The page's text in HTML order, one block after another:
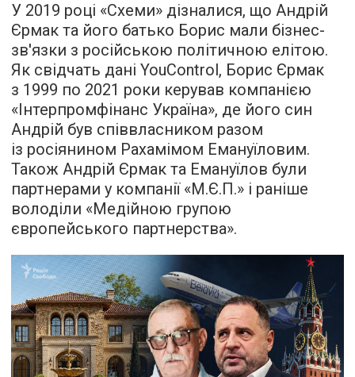
У 2019 році «Схеми» дізналися, що Андрій
Єрмак та його батько Борис мали бізнес-
зв'язки з російською політичною елітою.
Як свідчать дані YouControl, Борис Єрмак
з 1999 по 2021 роки керував компанією
«Інтерпромфінанс Україна», де його син
Андрій був співвласником разом
із росіянином Рахамімом Емануїловим.
Також Андрій Єрмак та Емануїлов були
партнерами у компанії «М.Є.П.» і раніше
володіли «Медійною групою
європейського партнерства».